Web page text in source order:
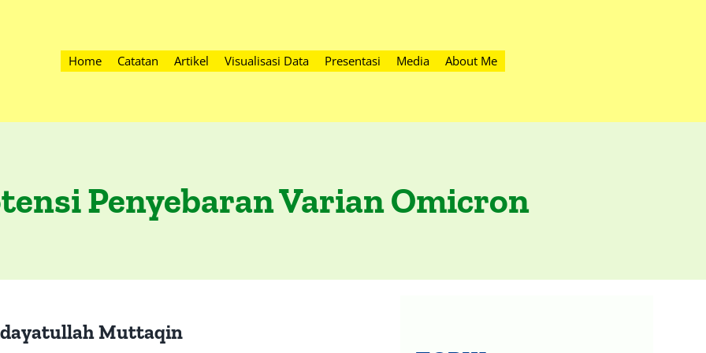
Home Catatan Artikel Visualisasi Data Presentasi Media About Me
Penyebaran Varian Omicron
Muttaqin